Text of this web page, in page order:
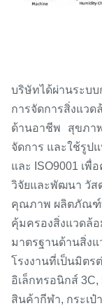
บริษัทได้ผ่านระบบ
การจัดการสิ่งแวด
ด้านอาชีพ
สุขภา
จัดการ และใช้รูป
และ ISO9001 เพื่
วิจัยและพัฒนา วัส
คุณภาพ ผลิตภัณฑ์
คุ้มครองสิ่งแวดล้อ
มาตรฐานด้านสิ่ง
โรงงานที่เป็นมิตร
อิเล็กทรอนิกส์
สินค้ากีฬา, กระเป๋